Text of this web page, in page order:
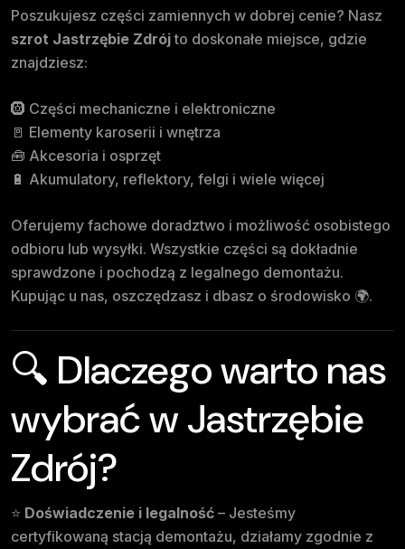
Poszukujesz części zamiennych w dobrej cenie? Nasz
szrot Jastrzębie Zdrójto doskonałe miejsce, gdzie
znajdziesz:
🛞 Części mechaniczne i elektroniczne
🚪 Elementy karoserii i wnętrza
🧰 Akcesoria i osprzęt
🔋 Akumulatory, reflektory, felgi i wiele więcej
Oferujemy fachowe doradztwo i możliwość osobistego
odbioru lub wysyłki. Wszystkie części są dokładnie
sprawdzone i pochodzą z legalnego demontażu.
Kupując u nas, oszczędzasz i dbasz o środowisko 🌍.
🔍 Dlaczego warto nas
wybrać w Jastrzębie
Zdrój?
⭐ Doświadczenie i legalność – Jesteśmy
certyfikowaną stacją demontażu, działamy zgodnie z